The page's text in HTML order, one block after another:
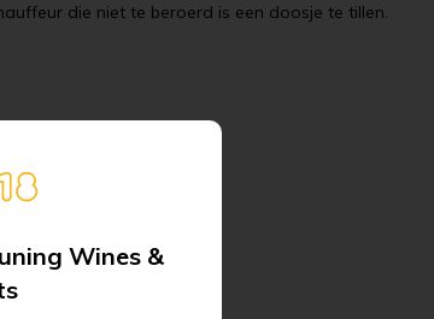
op onze
Wines &
die niet te beroerd is een doosje te tillen.